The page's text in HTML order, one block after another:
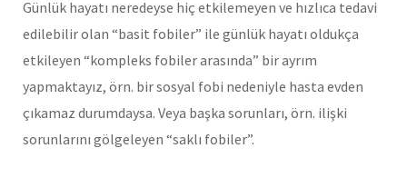
Günlük hayatı neredeyse hiç etkilemeyen ve hızlıca tedavi
edilebilir olan “basit fobiler” ile günlük hayatı oldukça
etkileyen “kompleks fobiler arasında” bir ayrım
yapmaktayız, örn. bir sosyal fobi nedeniyle hasta evden
çıkamaz durumdaysa. Veya başka sorunları, örn. ilişki
sorunlarını gölgeleyen “saklı fobiler”.